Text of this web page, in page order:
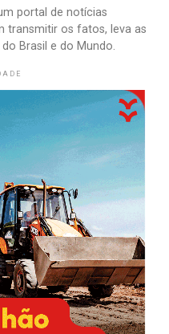
portal de notícias
transmitir os fatos, leva as
Brasil e do Mundo.